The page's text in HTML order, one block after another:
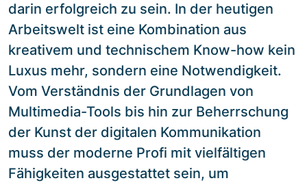
darin erfolgreich zu sein. In der heutigen
Arbeitswelt ist eine Kombination aus
kreativem und technischem Know-how kein
Luxus mehr, sondern eine Notwendigkeit.
Vom Verständnis der Grundlagen von
Multimedia-Tools bis hin zur Beherrschung
der Kunst der digitalen Kommunikation
muss der moderne Profi mit vielfältigen
Fähigkeiten ausgestattet sein, um